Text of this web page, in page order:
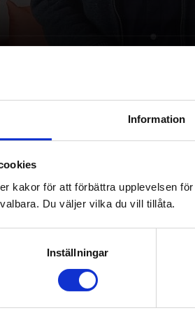
Information
kakor för att förbättra upplevelsen
Du väljer vilka du vill tillåta.
Inställningar
över hela världen
hjälp att nå!
redan nu, men också i
världen över behövs
framtidens utbud av spel.